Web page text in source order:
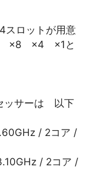
ロットが用意
x8 x4 x1と
ッサーは 以下
/ 2コア /
/ 2コア /